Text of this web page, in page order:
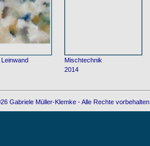
Mischtechnik
2014
Gabriele Müller-Klemke - Alle Rechte vorbehalten